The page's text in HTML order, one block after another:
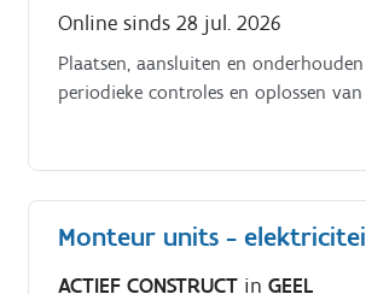
Online sinds 28 jul. 2026
Plaatsen, aansluiten en
periodieke controles en oplossen
Monteur units -
ACTIEF CONSTRUCT inGEEL